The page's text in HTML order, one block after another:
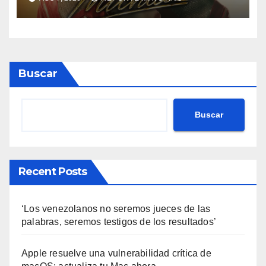
estrena
Buscar
Buscar
Recent Posts
‘Los venezolanos no seremos jueces de las
palabras, seremos testigos de los resultados’
Apple resuelve una vulnerabilidad crítica de